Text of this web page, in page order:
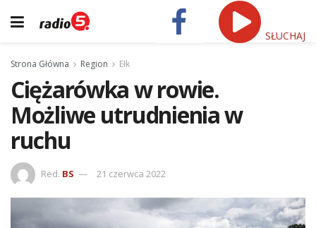
SŁUCHAJ
Strona Główna Region Ełk
Ciężarówka w rowie.
Możliwe utrudnienia w
ruchu
Red. BS 21 czerwca 2022